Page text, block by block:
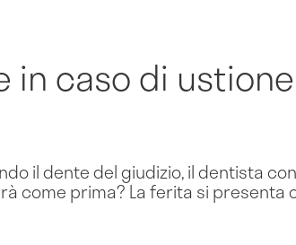
in caso di
il dente del giudizio, il dentista
come prima? La ferita si presenta